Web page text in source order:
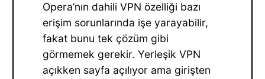
Opera’nın dahili VPN özelliği bazı
erişim sorunlarında işe yarayabilir,
fakat bunu tek çözüm gibi
görmemek gerekir. Yerleşik VPN
açıkken sayfa açılıyor ama girişten